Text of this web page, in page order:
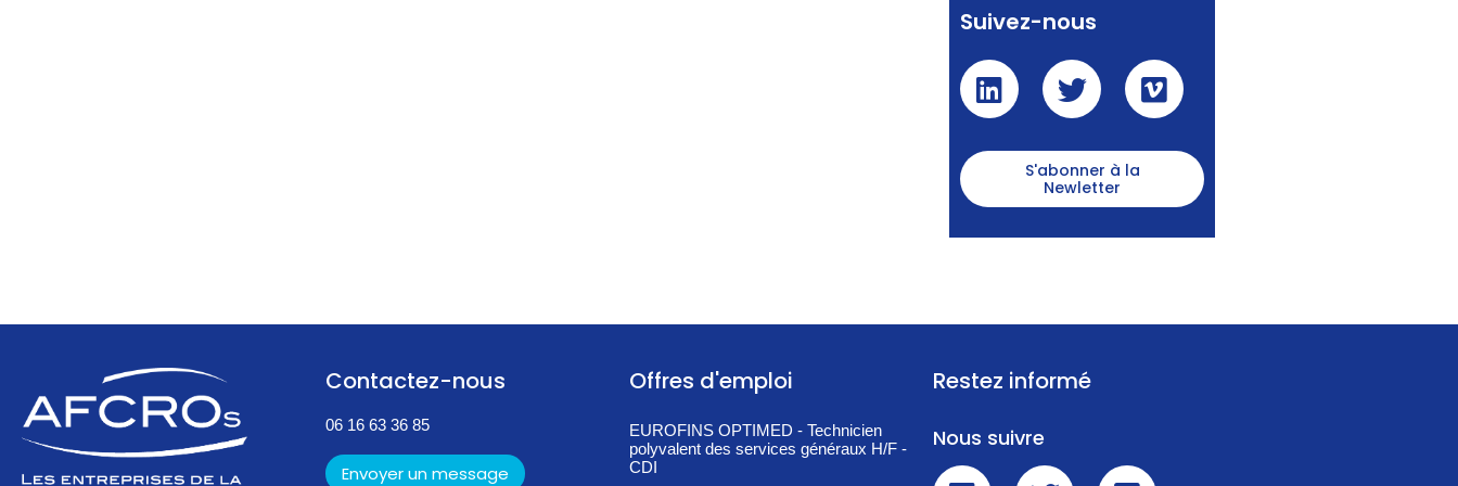
Suivez-nous
S'abonner à la
Newletter
Contactez-nous
06 16 63 36 85
Envoyer un message
Offres d'emploi
EUROFINS OPTIMED - Technicien
polyvalent des services généraux H/F -
CDI
Restez informé
Nous suivre